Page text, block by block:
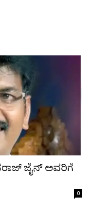
ಜೈನ್ ಅವರಿಗೆ
0